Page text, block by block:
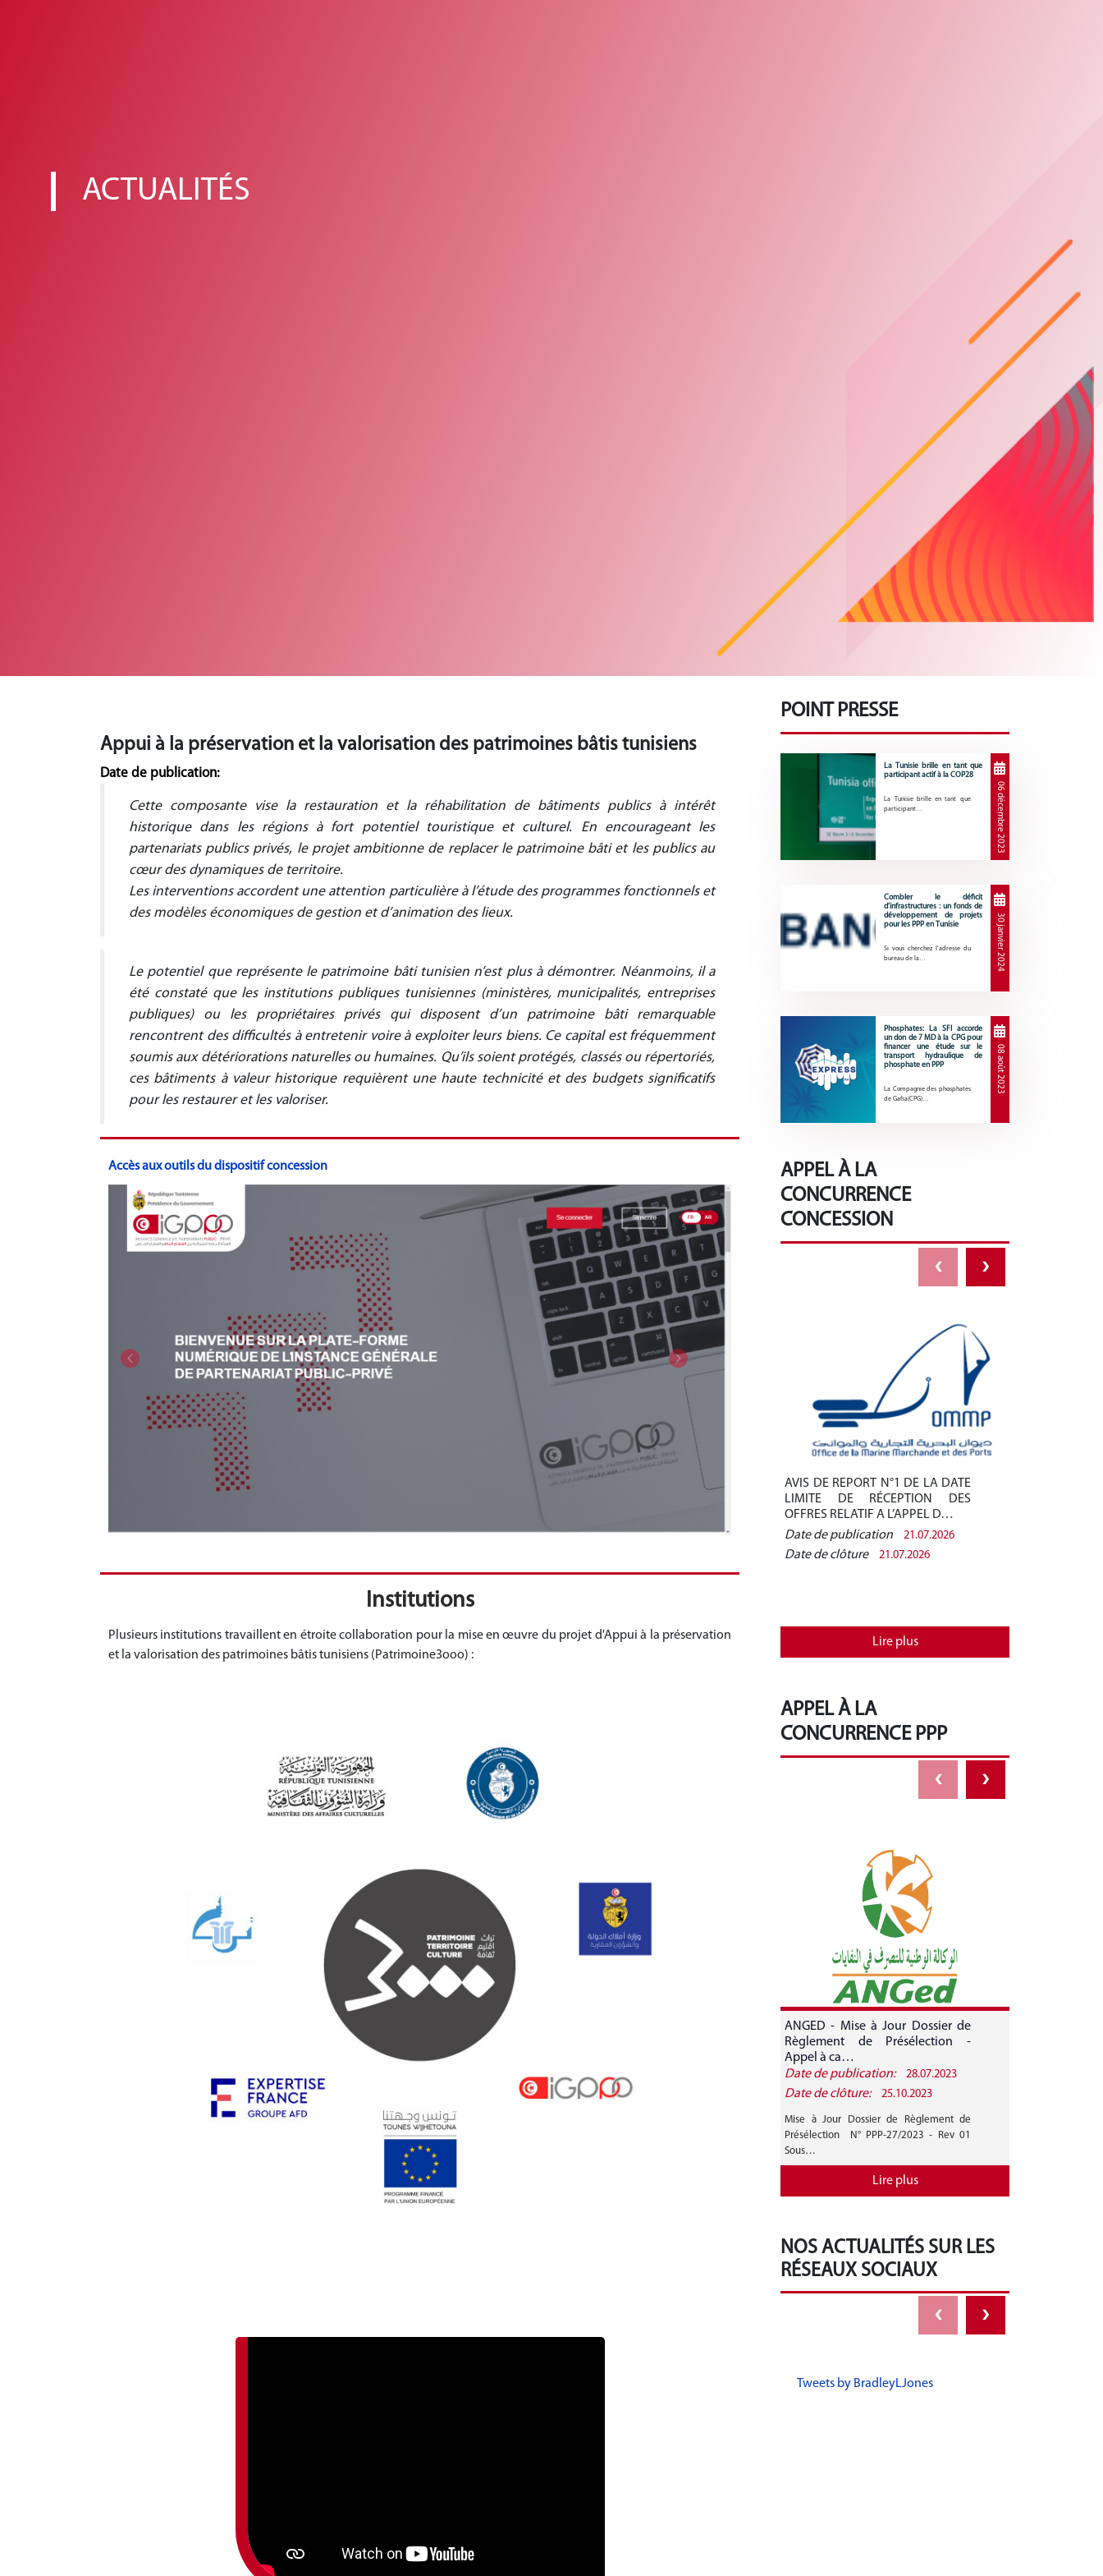
ACTUALITÉS
Appui à la préservation et la valorisation des patrimoines bâtis tunisiens
Date de publication:
Cette composante vise la restauration et la réhabilitation de bâtiments publics à intérêt
historique dans les régions à fort potentiel touristique et culturel. En encourageant les
partenariats publics privés, le projet ambitionne de replacer le patrimoine bâti et les publics au
cœur des dynamiques de territoire.
Les interventions accordent une attention particulière à l’étude des programmes fonctionnels et
des modèles économiques de gestion et d’animation des lieux.
Le potentiel que représente le patrimoine bâti tunisien n’est plus à démontrer. Néanmoins, il a
été constaté que les institutions publiques tunisiennes (ministères, municipalités, entreprises
publiques) ou les propriétaires privés qui disposent d’un patrimoine bâti remarquable
rencontrent des difficultés à entretenir voire à exploiter leurs biens. Ce capital est fréquemment
soumis aux détériorations naturelles ou humaines. Qu’ils soient protégés, classés ou répertoriés,
ces bâtiments à valeur historique requièrent une haute technicité et des budgets significatifs
pour les restaurer et les valoriser.
Accès aux outils du dispositif concession
Institutions
Plusieurs institutions travaillent en étroite collaboration pour la mise en œuvre du projet d'Appui à la préservation
et la valorisation des patrimoines bâtis tunisiens (Patrimoine3ooo) :
POINT PRESSE
La Tunisie brille en tant que
participant actif à la COP28
La Tunisie brille en tant que
participant…
06 décembre 2023
Combler le déficit
d’infrastructures : un fonds de
développement de projets
pour les PPP en Tunisie
Si vous cherchez l’adresse du
bureau de la…
30 janvier 2024
Phosphates: La SFI accorde
un don de 7 MD à la CPG pour
financer une étude sur le
transport hydraulique de
phosphate en PPP
La Compagnie des phosphates
de Gafsa(CPG)…
08 août 2023
APPEL À LA
CONCURRENCE
CONCESSION
AVIS DE REPORT N°1 DE LA DATE
LIMITE DE RÉCEPTION DES
OFFRES RELATIF A L’APPEL D…
Date de publication
21.07.2026
Date de clôture 21.07.2026
Lire plus
‹ ›
APPEL À LA
CONCURRENCE PPP
ANGED - Mise à Jour Dossier de
Règlement de Présélection -
Appel à ca…
Date de publication:
28.07.2023
Date de clôture: 25.10.2023
Mise à Jour Dossier de Règlement de
Présélection N° PPP-27/2023 - Rev 01
Sous…
Lire plus
‹ ›
NOS ACTUALITÉS SUR LES
RÉSEAUX SOCIAUX
Tweets by BradleyLJones
‹ ›